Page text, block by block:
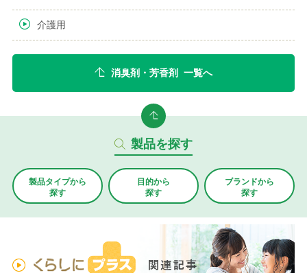
介護用
消臭剤・芳香剤 一覧へ
製品を探す
製品タイプから
探す
目的から
探す
ブランドから
探す